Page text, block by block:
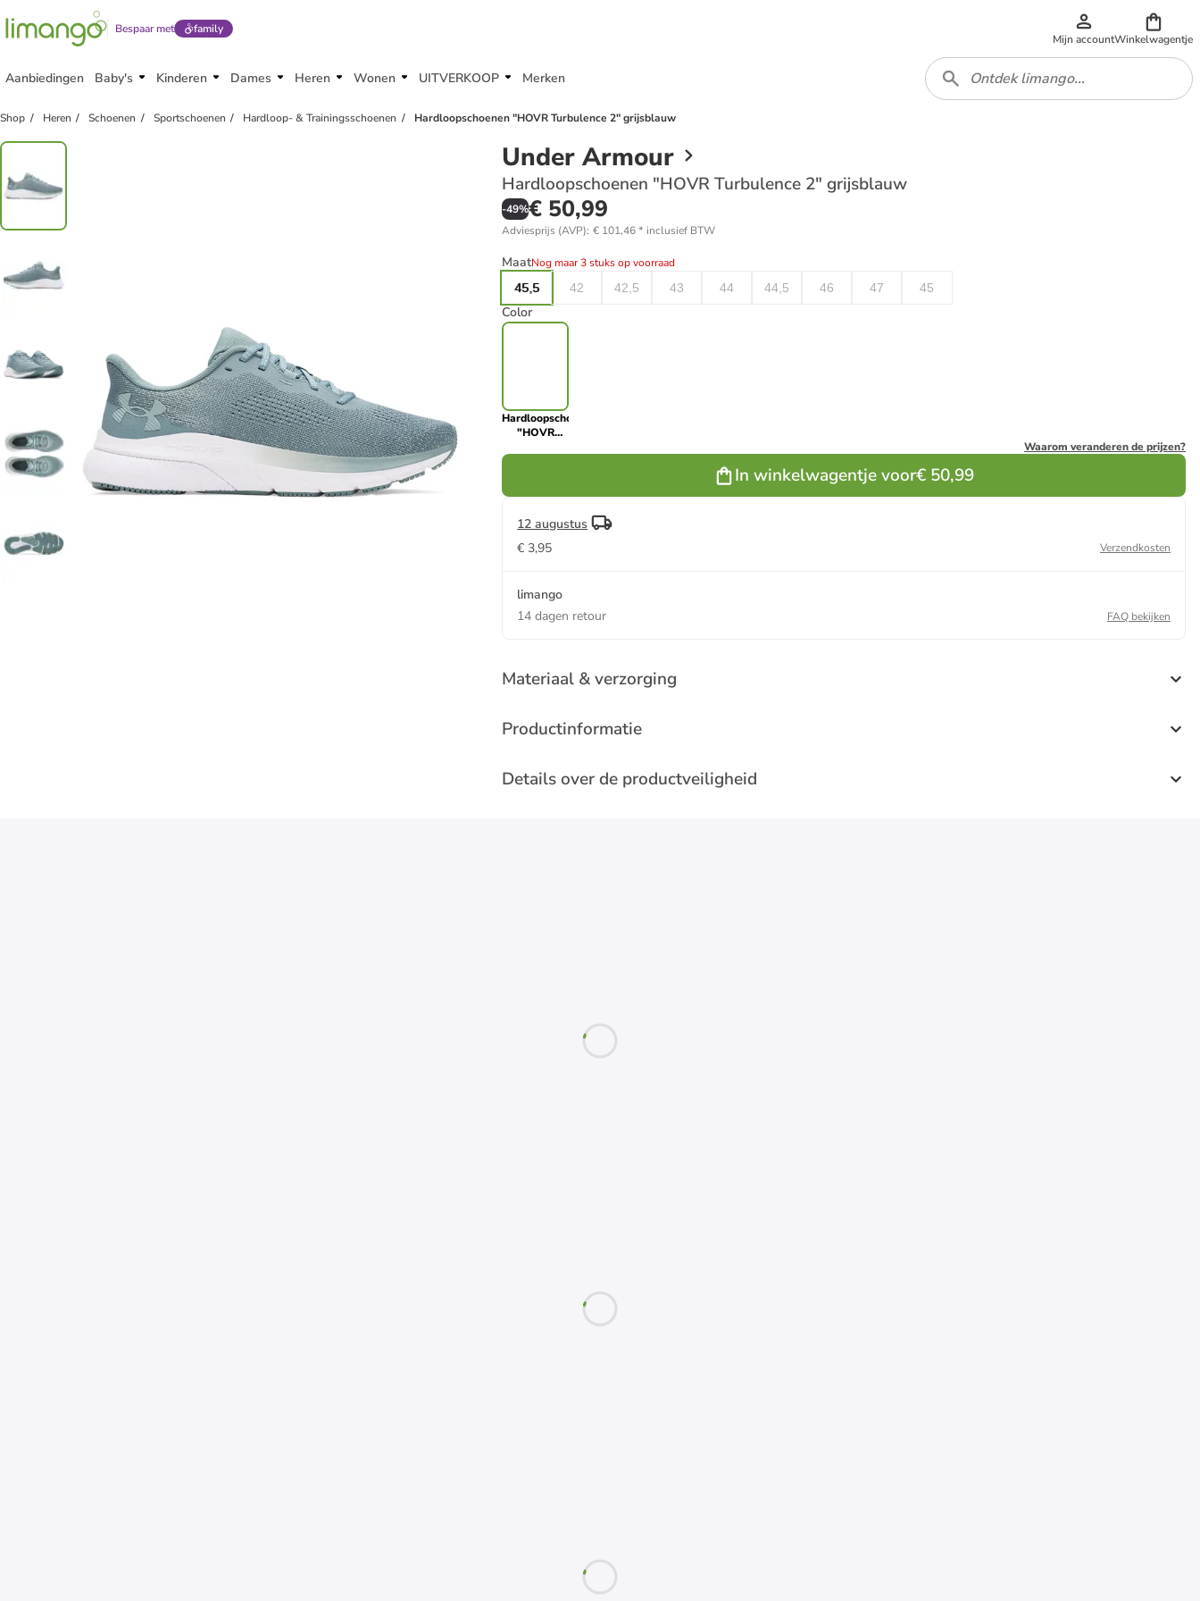
Bespaar met family
Mijn accountWinkelwagentje
Aanbiedingen Baby's Kinderen Dames Heren Wonen UITVERKOOP Merken
Shop Heren Schoenen Sportschoenen Hardloop- & Trainingsschoenen Hardloopschoenen "HOVR Turbulence 2" grijsblauw
Under Armour
Hardloopschoenen "HOVR Turbulence 2" grijsblauw
-49%€ 50,99
Adviesprijs (AVP): € 101,46* inclusief BTW
MaatNog maar 3 stuks op voorraad
45,5
42 42,5 43 44 44,5 46 47 45
Color
Hardloopschoenen
"HOVR
2" grijsblauw
Waarom veranderen de prijzen?
In winkelwagentje voor€ 50,99
12 augustus
€ 3,95
Verzendkosten
limango
14 dagen retour
FAQ bekijken
Materiaal & verzorging
Productinformatie
Details over de productveiligheid